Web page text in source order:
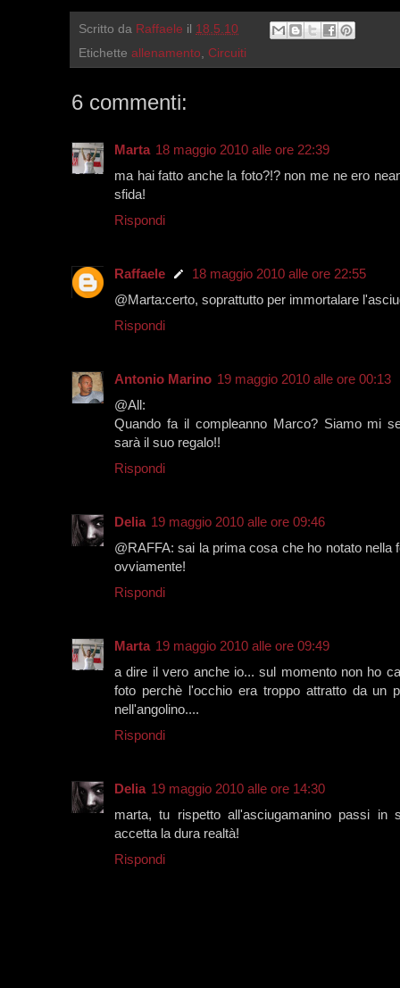
Scritto da Raffaele il 18.5.10
Etichette allenamento Circuiti
6 commenti:
Marta 18 maggio 2010 alle ore 22:39
ma hai fatto anche la foto?!? non me ne ero
sfida!
Rispondi
Raffaele
18 maggio 2010 alle ore 22:55
@Marta:certo, soprattutto per immortalare
Rispondi
Antonio Marino 19 maggio 2010 alle ore 00:13
@All:
Quando fa il compleanno Marco? Siamo mi
sarà il suo regalo!!
Rispondi
Delia 19 maggio 2010 alle ore 09:46
@RAFFA: sai la prima cosa che ho notato nella
ovviamente!
Rispondi
Marta 19 maggio 2010 alle ore 09:49
a dire il vero anche io... sul momento non ho
foto perchè l'occhio era troppo attratto da un
nell'angolino....
Rispondi
Delia 19 maggio 2010 alle ore 14:30
marta, tu rispetto all'asciugamanino passi in
accetta la dura realtà!
Rispondi